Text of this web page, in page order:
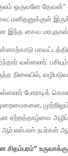
மனிதனுக்குள்
சைவ மரபுதான்
வள்ளலார்.
நிலையில்,
ஏற்றத்தாழ்வை
நபர்கள்
சிதம்பரம்”